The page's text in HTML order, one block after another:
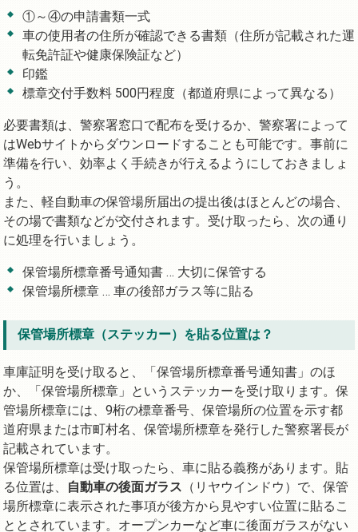
①～④の申請書類一式
車の使用者の住所が確認できる書類（住所が記載された運
転免許証や健康保険証など）
印鑑
標章交付手数料 500円程度（都道府県によって異なる）
必要書類は、警察署窓口で配布を受けるか、警察署によって
はWebサイトからダウンロードすることも可能です。事前に
準備を行い、効率よく手続きが行えるようにしておきましょ
う。
また、軽自動車の保管場所届出の提出後はほとんどの場合、
その場で書類などが交付されます。受け取ったら、次の通り
に処理を行いましょう。
保管場所標章番号通知書 … 大切に保管する
保管場所標章 … 車の後部ガラス等に貼る
保管場所標章（ステッカー）を貼る位置は？
車庫証明を受け取ると、「保管場所標章番号通知書」のほ
か、「保管場所標章」というステッカーを受け取ります。保
管場所標章には、9桁の標章番号、保管場所の位置を示す都
道府県または市町村名、保管場所標章を発行した警察署長が
記載されています。
保管場所標章は受け取ったら、車に貼る義務があります。貼
る位置は、
自動車の後面ガラス （リヤウインドウ）で、保管
場所標章に表示された事項が後方から見やすい位置に貼るこ
ととされています。オープンカーなど車に後面ガラスがない